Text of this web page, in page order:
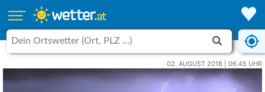
02. AUGUST 2018 | 06:45 UHR